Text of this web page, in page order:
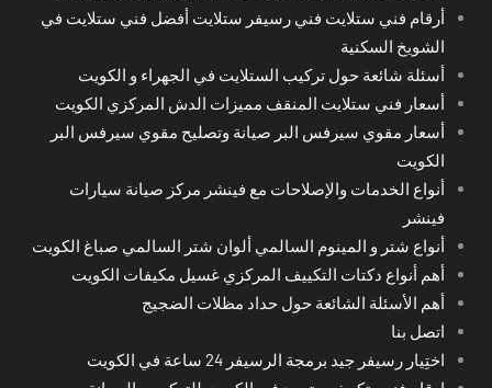
أرقام فني ستلايت فني رسيفر ستلايت أفضل فني ستلايت في
الشويخ السكنية
أسئلة شائعة حول تركيب الستلايت في الجهراء و الكويت
أسعار فني ستلايت المنقف مميزات الدش المركزي الكويت
أسعار مقوي سيرفس البر صيانة وتصليح مقوي سيرفس البر
الكويت
أنواع الخدمات والإصلاحات مع فينشر مركز صيانة سيارات
فينشر
أنواع شتر و المينوم السالمي ألوان شتر السالمي صباغ الكويت
أهم أنواع دكتات التكييف المركزي غسيل مكيفات الكويت
أهم الأسئلة الشائعة حول حداد مظلات الضجيج
اتصل بنا
اختِيار رسيفر جيد برمجة الرسيفر 24 ساعة في الكويت